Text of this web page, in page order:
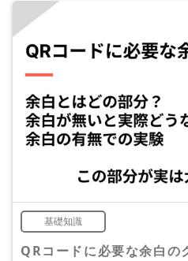
基礎知識
QRコードに必要な余白の